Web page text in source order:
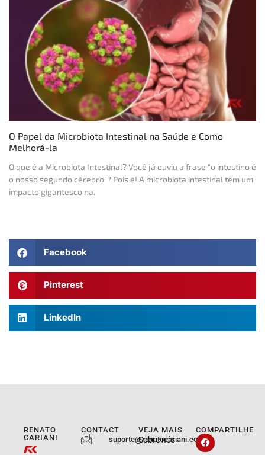
O Papel da Microbiota Intestinal na Saúde e Como
Melhorá-la
O que é a Microbiota Intestinal? Você já ouviu a frase "o intestino é
o nosso segundo cérebro"? Pois é! A microbiota intestinal tem um
impacto gigantesco na.
Facebook
Pinterest
LinkedIn
RENATO
CARIANI
CONTACT
suporte@renatocariani.com.br
VEJA MAIS
Sobre nós
COMPARTILHE